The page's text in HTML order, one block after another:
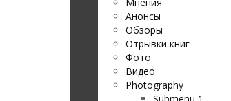
Анонсы
Обзоры
Отрывки книг
Фото
Видео
Photography